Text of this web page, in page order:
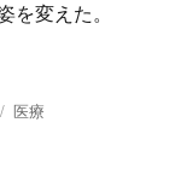
を変えた。
適な都市型健康
タ
医療